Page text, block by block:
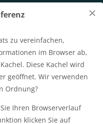
Login
×
zu vereinfachen,
im Browser ab,
Diese Kachel wird
geöffnet. Wir verwenden
Ordnung?
Ihren Browserverlauf
klicken Sie auf